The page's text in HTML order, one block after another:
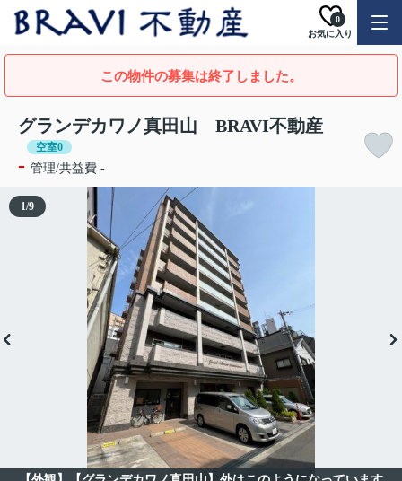
お気に入り
0
この物件の募集は終了しました。
グランデカワノ真田山 BRAVI不動産
空室0
- 管理/共益費 -
1/9